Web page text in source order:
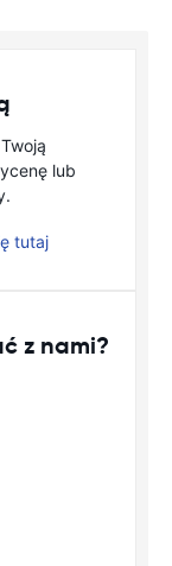
lub
tutaj
z nami?